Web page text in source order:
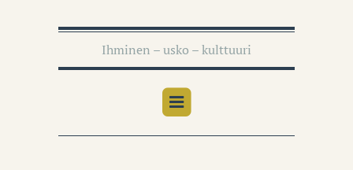
Ihminen – usko – kulttuuri